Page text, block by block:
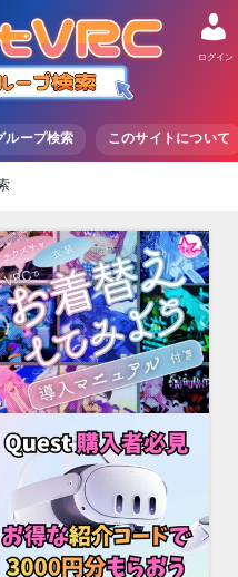
ループ検索 このサイトについて
ログイン